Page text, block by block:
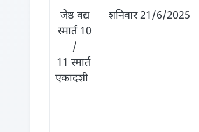
जेष्ठ वद्य
स्‍मार्त 10
/
11 स्‍मार्त
एकादशी
शनिवार 21/6/2025